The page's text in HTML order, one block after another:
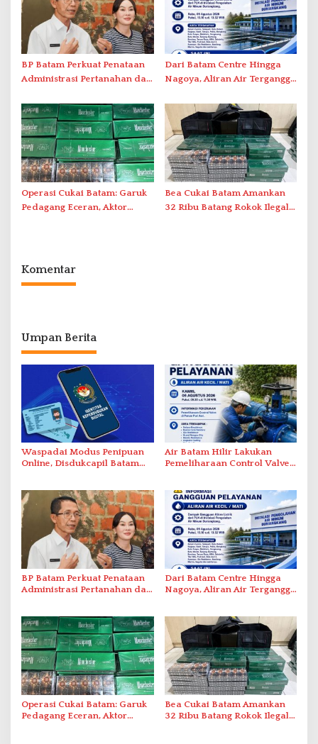
BP Batam Perkuat Penataan
Administrasi Pertanahan dan
Dari Batam Centre Hingga
Nagoya, Aliran Air Terganggu
Duriangkang
Operasi Cukai Batam: Garuk
Pedagang Eceran, Aktor
Bea Cukai Batam Amankan
32 Ribu Batang Rokok Ilegal
Komentar
Umpan Berita
Waspadai Modus Penipuan
Online, Disdukcapil Batam
Air Batam Hilir Lakukan
Pemeliharaan Control Valve,
BP Batam Perkuat Penataan
Administrasi Pertanahan dan
Dari Batam Centre Hingga
Nagoya, Aliran Air Terganggu
Operasi Cukai Batam: Garuk
Pedagang Eceran, Aktor
Bea Cukai Batam Amankan
32 Ribu Batang Rokok Ilegal